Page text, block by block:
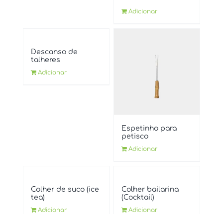
Adicionar
Descanso de
talheres
Adicionar
Espetinho para
petisco
Adicionar
Colher de suco (ice
tea)
Adicionar
Colher bailarina
(Cocktail)
Adicionar